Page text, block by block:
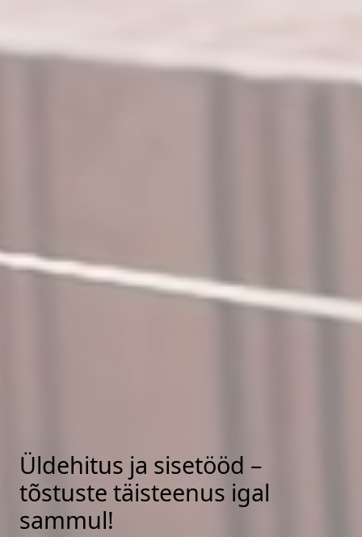
Üldehitus ja sisetööd –
tõstuste täisteenus igal
sammul!